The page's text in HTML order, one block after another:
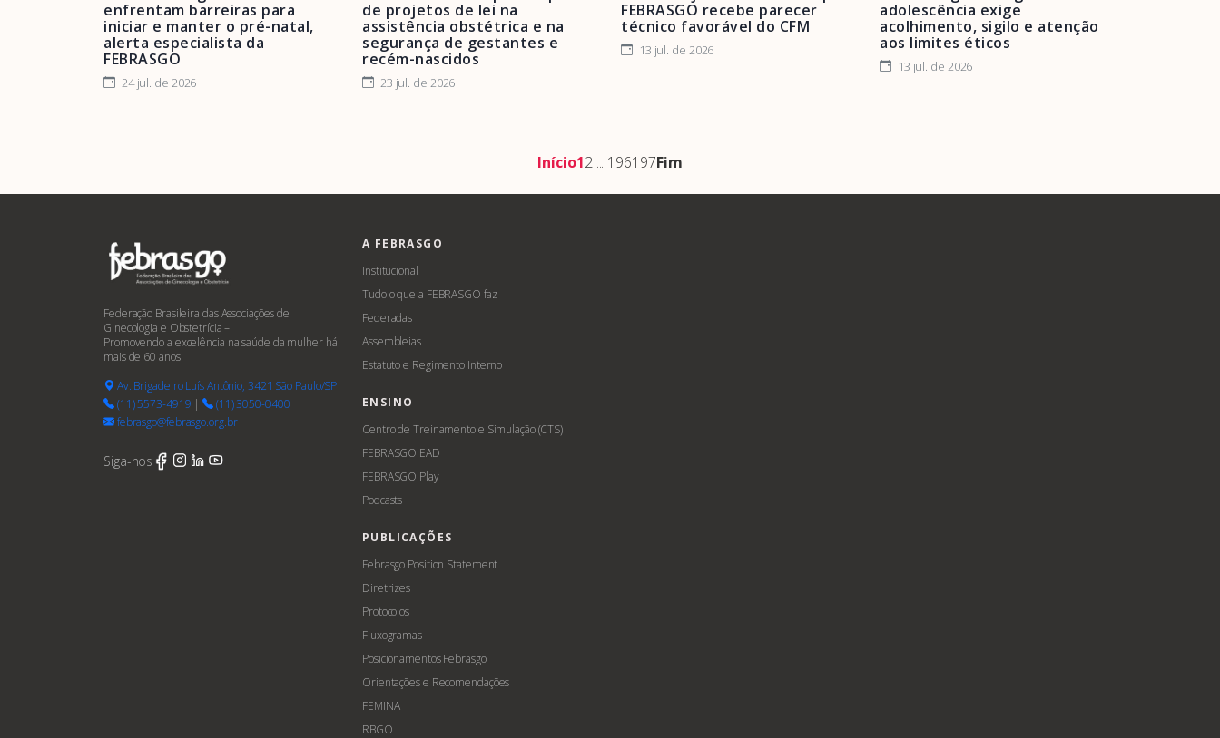
enfrentam barreiras para
iniciar e manter o pré-natal,
alerta especialista da
FEBRASGO
24 jul. de 2026
de projetos de lei na
assistência obstétrica e na
segurança de gestantes e
recém-nascidos
23 jul. de 2026
FEBRASGO recebe parecer
técnico favorável do CFM
13 jul. de 2026
adolescência exige
acolhimento, sigilo e atenção
aos limites éticos
13 jul. de 2026
Início12 ... 196197Fim
Federação Brasileira das Associações de
Ginecologia e Obstetrícia –
Promovendo a excelência na saúde da mulher há
mais de 60 anos.
Av. Brigadeiro Luís Antônio, 3421 São Paulo/SP
(11) 5573-4919 |
(11) 3050-0400
febrasgo@febrasgo.org.br
Siga-nos
A FEBRASGO
Institucional
Tudo o que a FEBRASGO faz
Federadas
Assembleias
Estatuto e Regimento Interno
ENSINO
Centro de Treinamento e Simulação (CTS)
FEBRASGO EAD
FEBRASGO Play
Podcasts
PUBLICAÇÕES
Febrasgo Position Statement
Diretrizes
Protocolos
Fluxogramas
Posicionamentos Febrasgo
Orientações e Recomendações
FEMINA
RBGO